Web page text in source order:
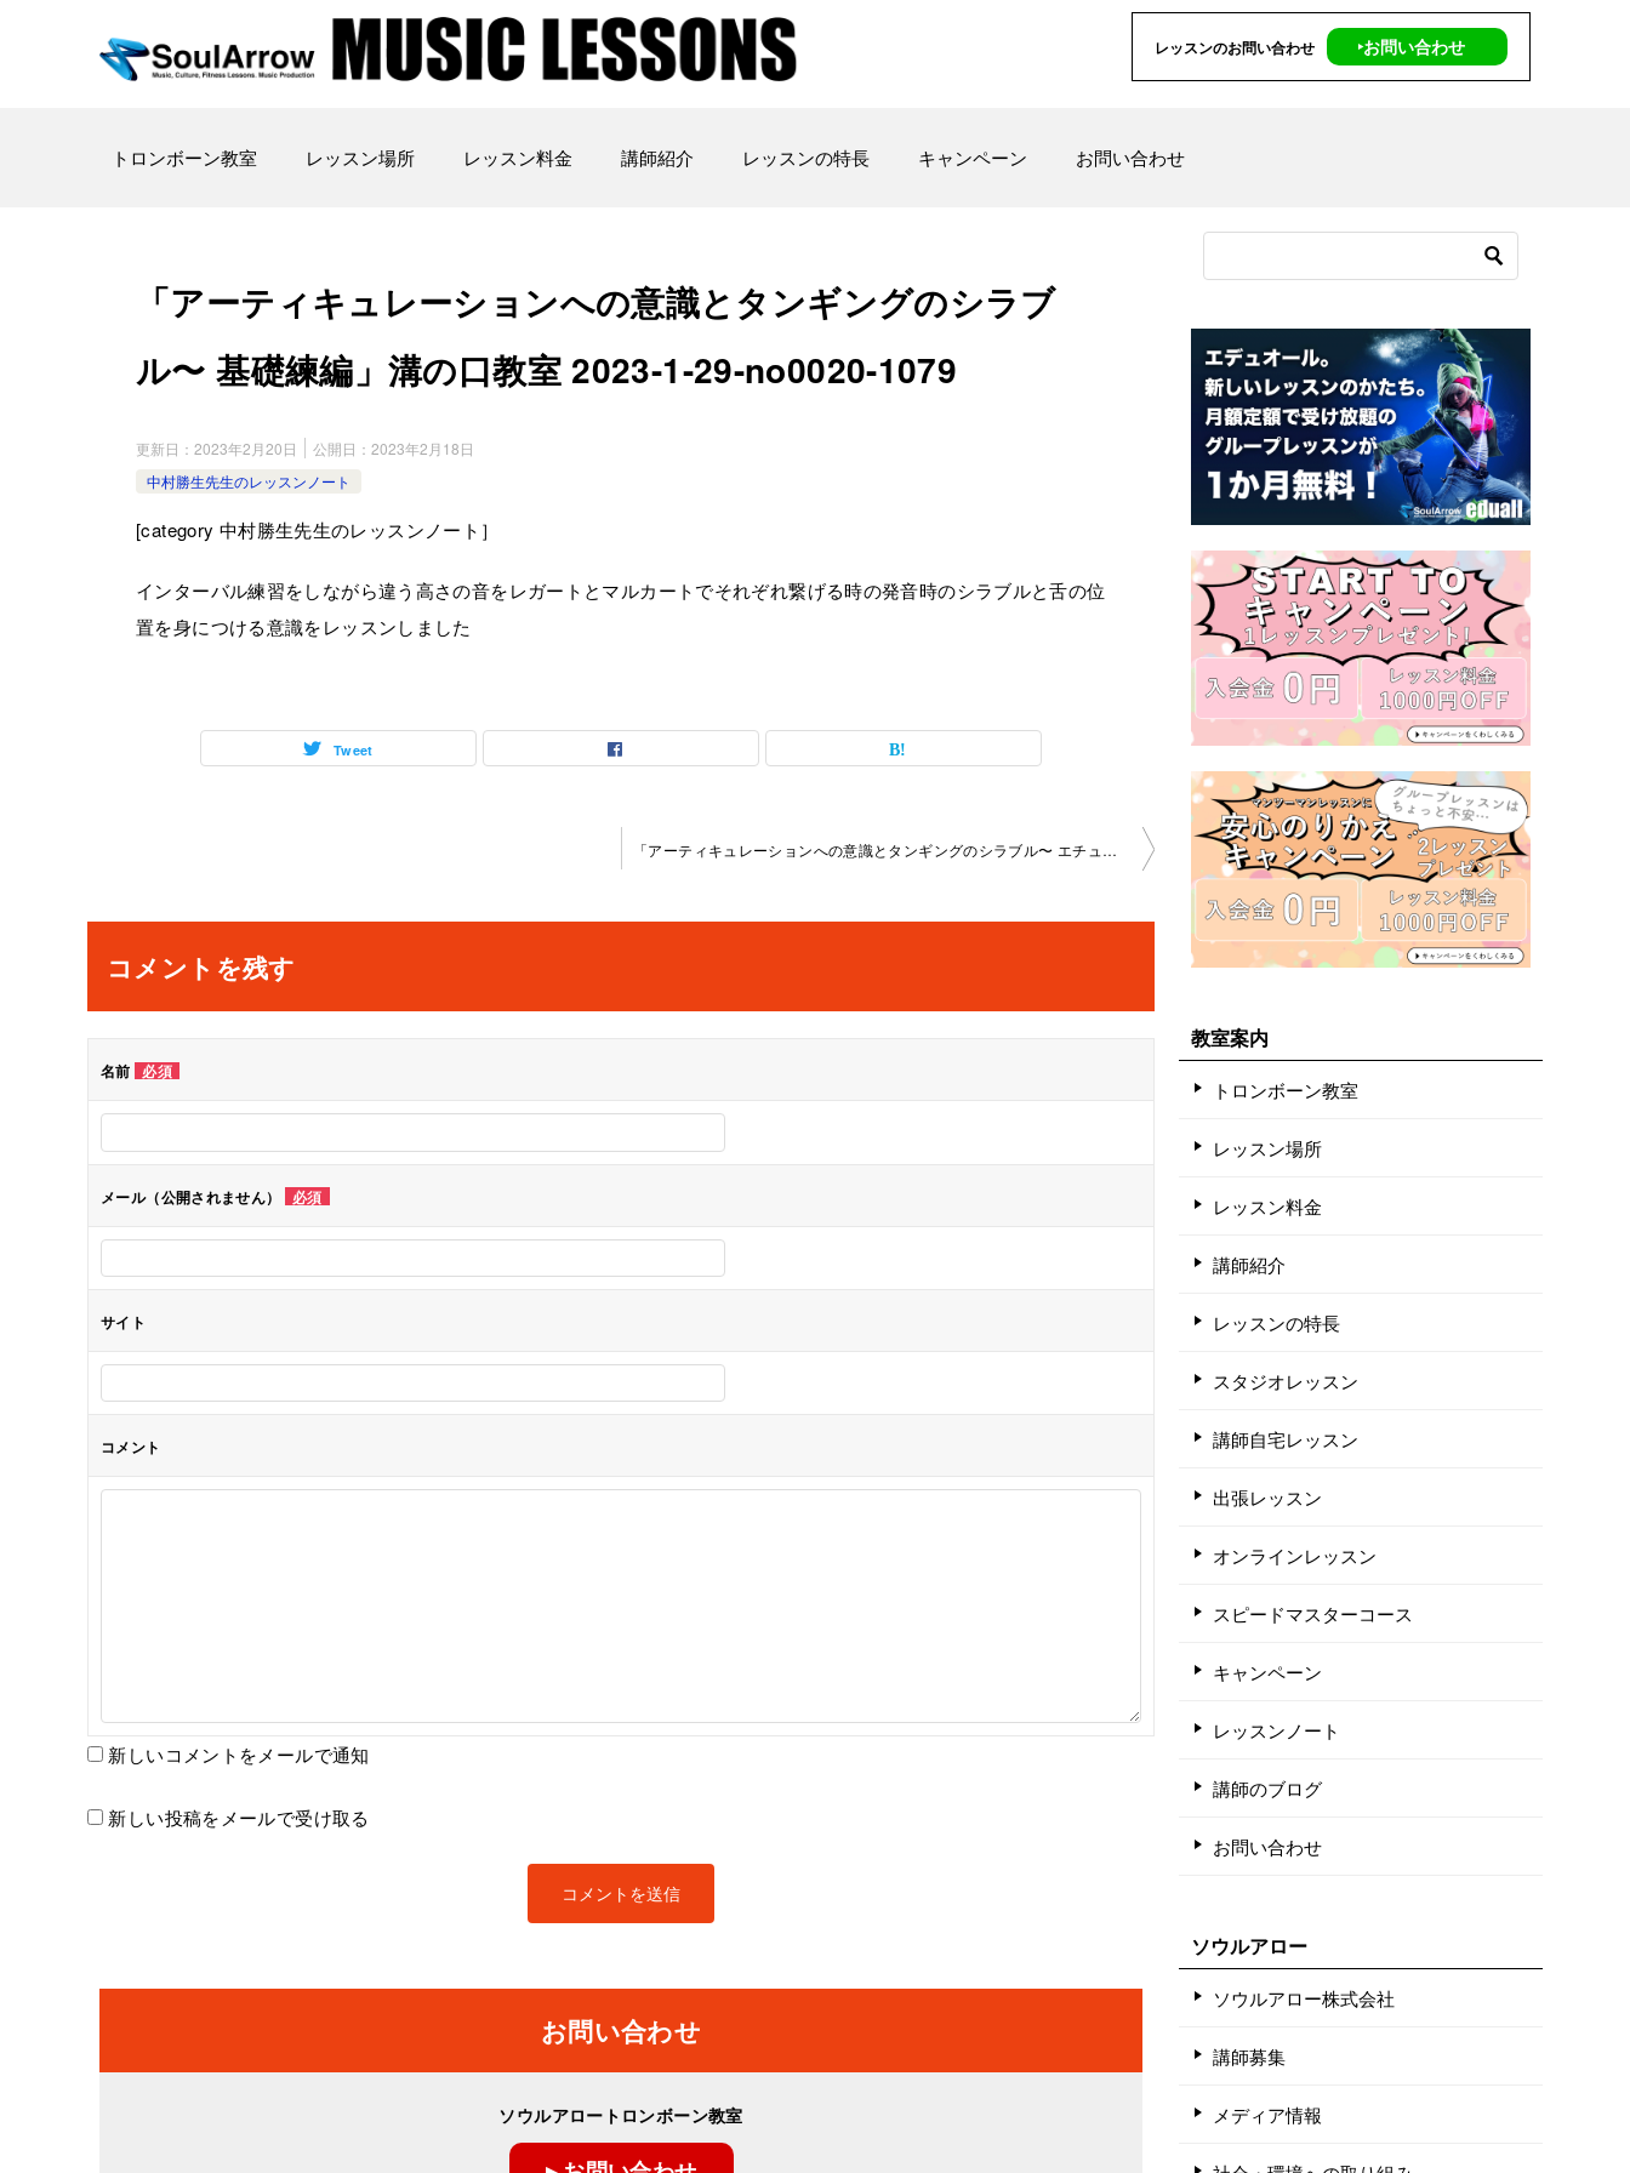
レッスンのお問い合わせ ‣お問い合わせ
トロンボーン教室 レッスン場所 レッスン料金 講師紹介 レッスンの特長 キャンペーン お問い合わせ
「アーティキュレーションへの意識とタンギングのシラブ
ル〜 基礎練編」溝の口教室 2023-1-29­-­no0020-1079
更新日： 2023年2月20日 公開日： 2023年2月18日
中村勝生先生のレッスンノート
[category 中村勝生先生のレッスンノート］
インターバル練習をしながら違う高さの音をレガートとマルカートでそれぞれ繋げる時の発音時のシラブルと舌の位
置を身につける意識をレッスンしました
Tweet
ナ
ビ
ゲ
ー
シ
ョ
「アーティキュレーションへの意識とタンギングのシラブル〜 エチュード編」溝の口教室 2023-1-29­-­no0020-1079
コメントを残す
名前 必須
メール（公開されません） 必須
サイト
コメント
新しいコメントをメールで通知
新しい投稿をメールで受け取る
お問い合わせ
ソウルアロートロンボーン教室
教室案内
トロンボーン教室
レッスン場所
レッスン料金
講師紹介
レッスンの特長
スタジオレッスン
講師自宅レッスン
出張レッスン
オンラインレッスン
スピードマスターコース
キャンペーン
レッスンノート
講師のブログ
お問い合わせ
ソウルアロー
ソウルアロー株式会社
講師募集
メディア情報